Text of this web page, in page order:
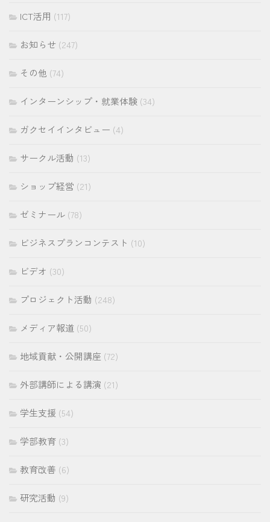
ICT活用 (117)
お知らせ (247)
その他 (74)
インターンシップ・就業体験 (34)
ガクセイインタビュー (4)
サークル活動 (13)
ショップ経営 (21)
ゼミナール (78)
ビジネスプランコンテスト (10)
ビデオ (30)
プロジェクト活動 (248)
メディア報道 (50)
地域貢献・公開講座 (72)
外部講師による講演 (21)
学生支援 (54)
学部教育 (3)
教育改善 (6)
研究活動 (9)